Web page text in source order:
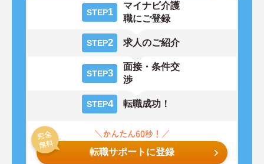
STEP1
マイナビ介護
職にご登録
STEP2 求人のご紹介
STEP3
面接・条件交
渉
STEP4 転職成功！
転職サポートに登録